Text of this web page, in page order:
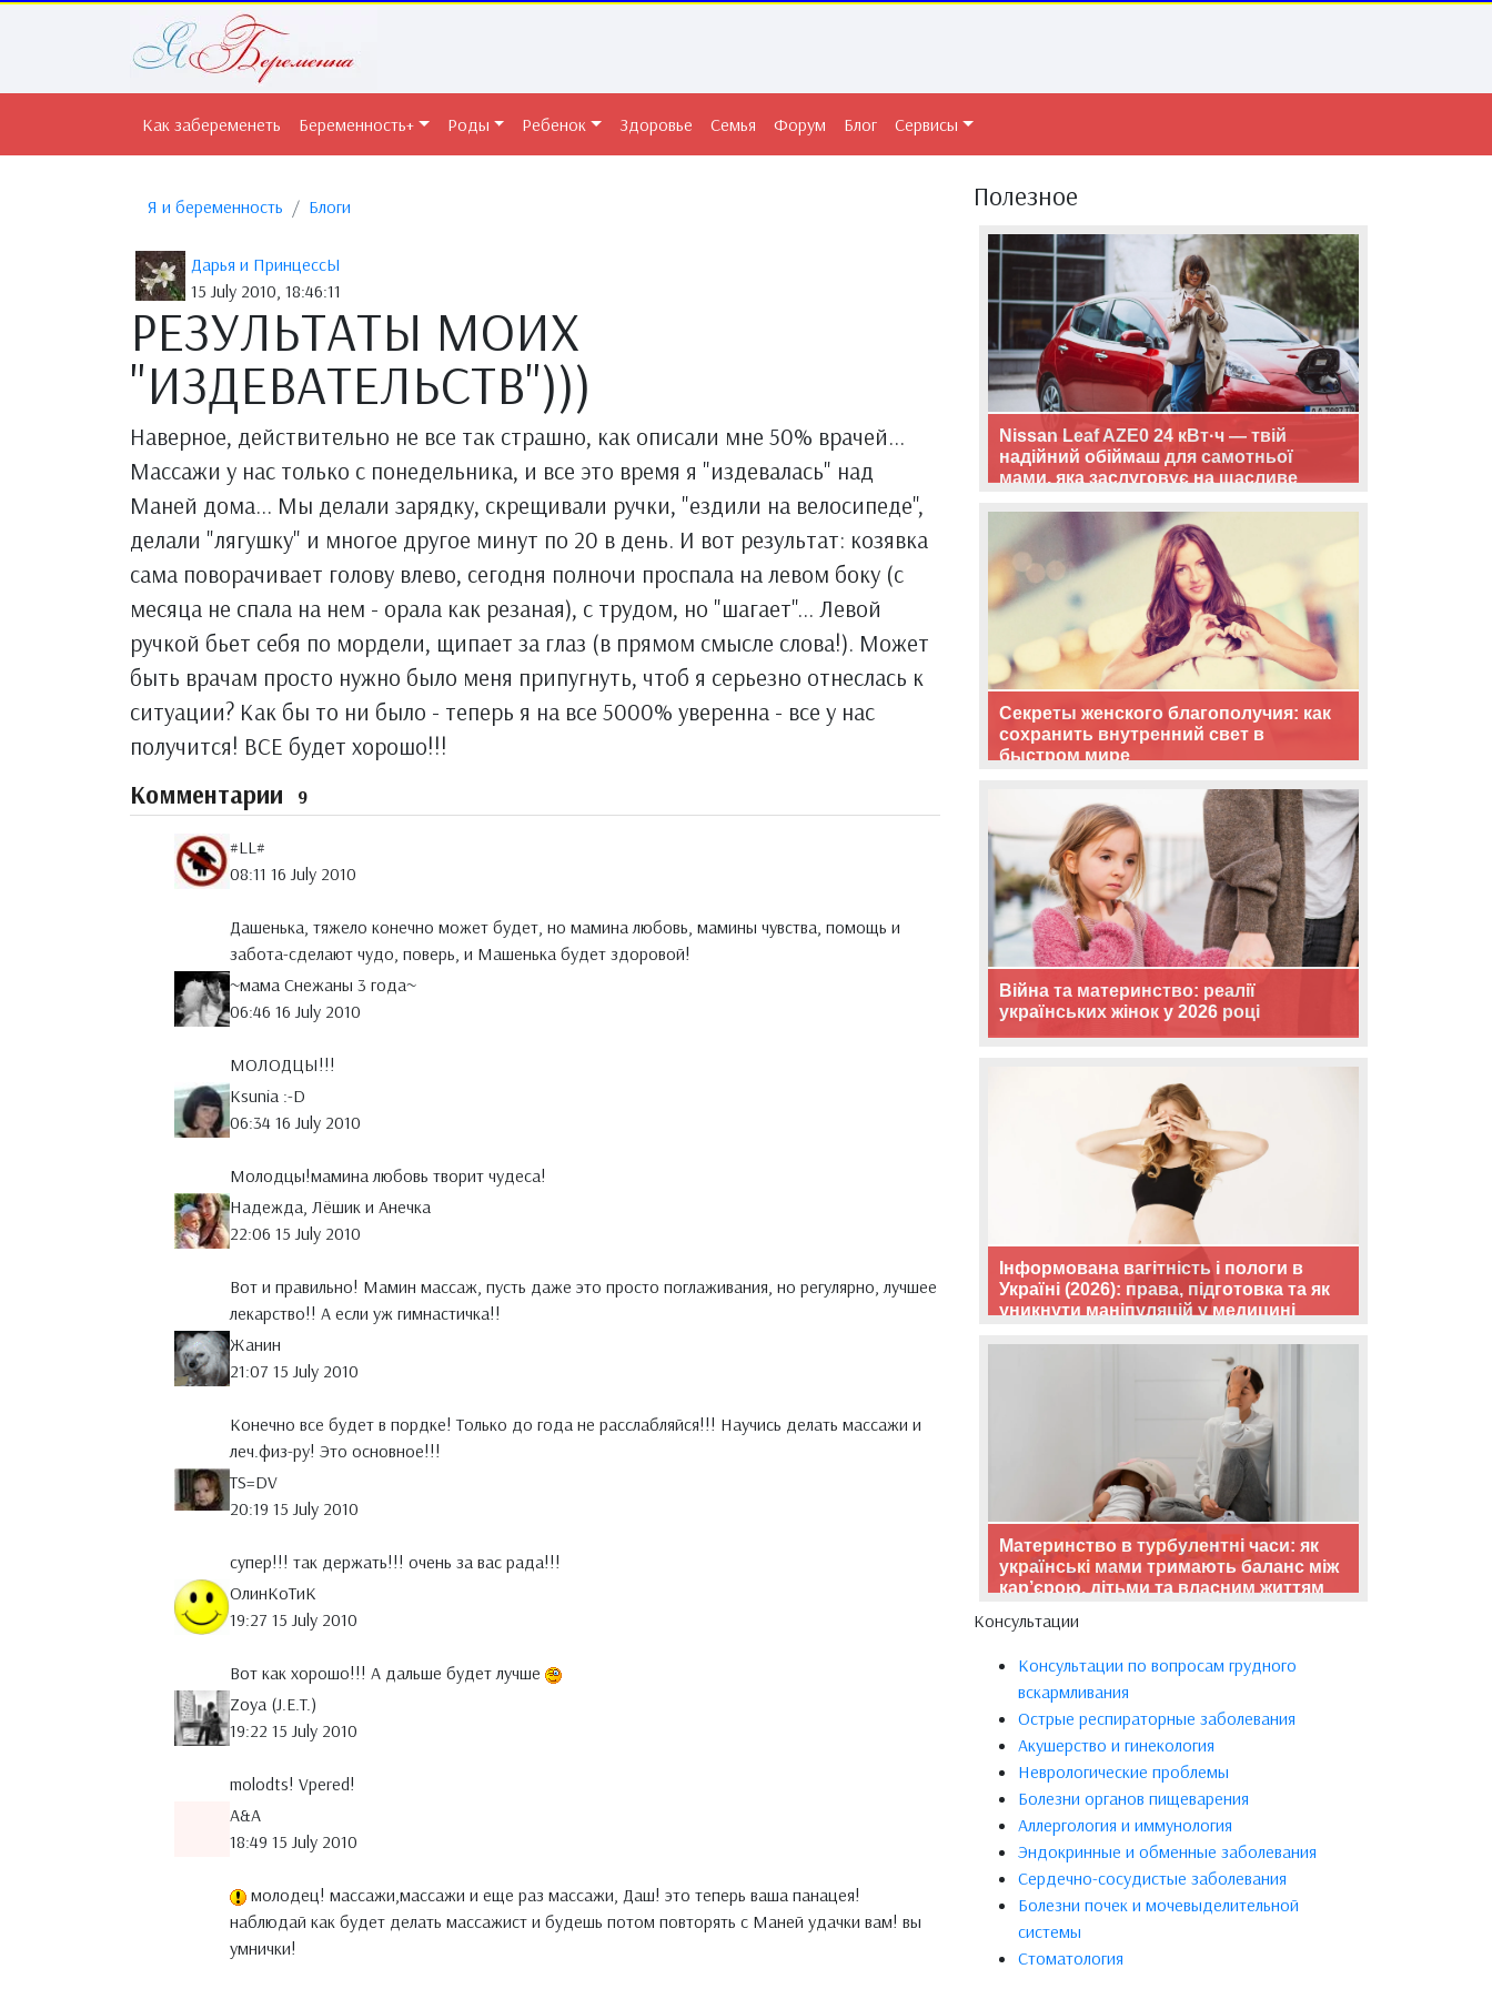
Как забеременеть Беременность+ Роды Ребенок Здоровье Семья Форум Блог Сервисы
Я и беременность Блоги
Дарья и ПринцессЫ
15 July 2010, 18:46:11
РЕЗУЛЬТАТЫ МОИХ
"ИЗДЕВАТЕЛЬСТВ")))
Наверное, действительно не все так страшно, как описали мне 50% врачей...
Массажи у нас только с понедельника, и все это время я "издевалась" над
Маней дома... Мы делали зарядку, скрещивали ручки, "ездили на велосипеде",
делали "лягушку" и многое другое минут по 20 в день. И вот результат: козявка
сама поворачивает голову влево, сегодня полночи проспала на левом боку (с
месяца не спала на нем - орала как резаная), с трудом, но "шагает"... Левой
ручкой бьет себя по мордели, щипает за глаз (в прямом смысле слова!). Может
быть врачам просто нужно было меня припугнуть, чтоб я серьезно отнеслась к
ситуации? Как бы то ни было - теперь я на все 5000% уверенна - все у нас
получится! ВСЕ будет хорошо!!!
Комментарии 9
#LL#
08:11 16 July 2010
Дашенька, тяжело конечно может будет, но мамина любовь, мамины чувства, помощь и
забота-сделают чудо, поверь, и Машенька будет здоровой!
~мама Снежаны 3 года~
06:46 16 July 2010
МОЛОДЦЫ!!!
Ksunia :-D
06:34 16 July 2010
Молодцы!мамина любовь творит чудеса!
Надежда, Лёшик и Анечка
22:06 15 July 2010
Вот и правильно! Мамин массаж, пусть даже это просто поглаживания, но регулярно, лучшее
лекарство!! А если уж гимнастичка!!
Жанин
21:07 15 July 2010
Конечно все будет в пордке! Только до года не расслабляйся!!! Научись делать массажи и
леч.физ-ру! Это основное!!!
TS=DV
20:19 15 July 2010
супер!!! так держать!!! очень за вас рада!!!
ОлинКоТиК
19:27 15 July 2010
Вот как хорошо!!! А дальше будет лучше
Zoya (J.E.T.)
19:22 15 July 2010
molodts! Vpered!
A&A
18:49 15 July 2010
молодец! массажи,массажи и еще раз массажи, Даш! это теперь ваша панацея!
наблюдай как будет делать массажист и будешь потом повторять с Маней удачки вам! вы
умнички!
Полезное
Nissan Leaf AZE0 24 кВт·ч — твій
надійний обіймаш для самотньої
мами, яка заслуговує на щасливе
Секреты женского благополучия: как
сохранить внутренний свет в
быстром мире
Війна та материнство: реалії
українських жінок у 2026 році
Інформована вагітність і пологи в
Україні (2026): права, підготовка та як
уникнути маніпуляцій у медицині
Материнство в турбулентні часи: як
українські мами тримають баланс між
кар’єрою, дітьми та власним життям
Консультации
Консультации по вопросам грудного
вскармливания
Острые респираторные заболевания
Акушерство и гинекология
Неврологические проблемы
Болезни органов пищеварения
Аллергология и иммунология
Эндокринные и обменные заболевания
Сердечно-сосудистые заболевания
Болезни почек и мочевыделительной
системы
Стоматология